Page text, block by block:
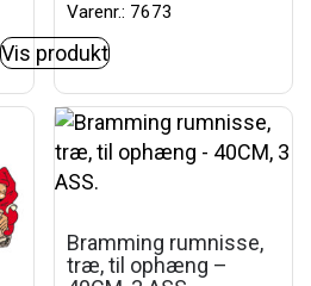
Varenr.: 7673
Vis produkt
Bramming rumnisse,
træ, til ophæng –